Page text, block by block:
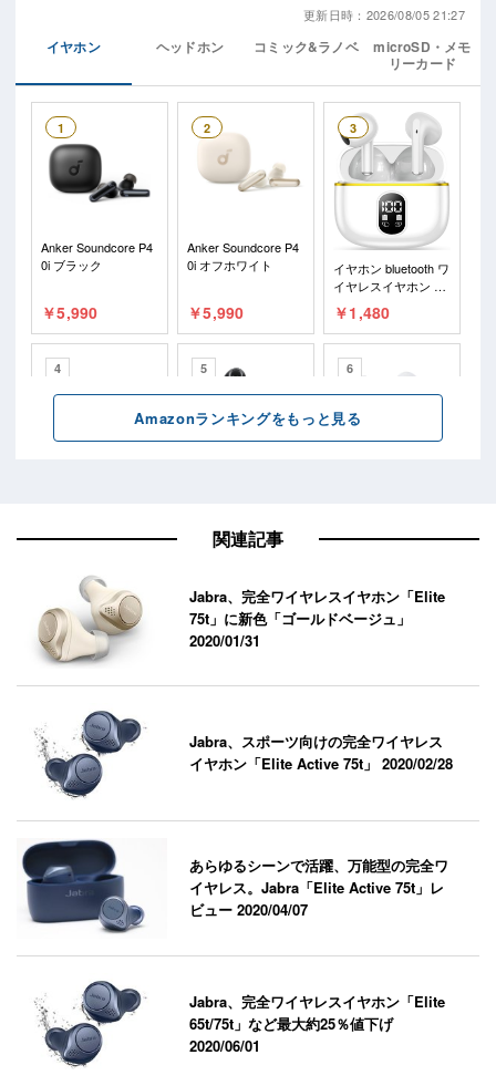
関連記事
Jabra、完全ワイヤレスイヤホン「Elite
75t」に新色「ゴールドベージュ」
2020/01/31
Jabra、スポーツ向けの完全ワイヤレス
イヤホン「Elite Active 75t」2020/02/28
あらゆるシーンで活躍、万能型の完全ワ
イヤレス。Jabra「Elite Active 75t」レ
ビュー2020/04/07
Jabra、完全ワイヤレスイヤホン「Elite
65t/75t」など最大約25％値下げ
2020/06/01